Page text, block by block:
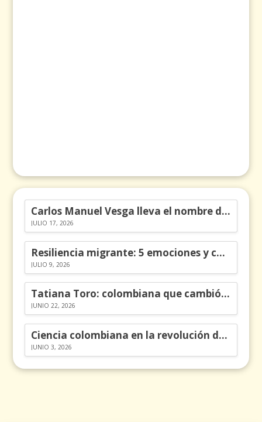
Carlos Manuel Vesga lleva el nombre de Colombia a los Emmy
JULIO 17, 2026
Resiliencia migrante: 5 emociones y cómo gestionarlas
JULIO 9, 2026
Tatiana Toro: colombiana que cambió la historia de las matemáticas
JUNIO 22, 2026
Ciencia colombiana en la revolución de los órganos en chips
JUNIO 3, 2026